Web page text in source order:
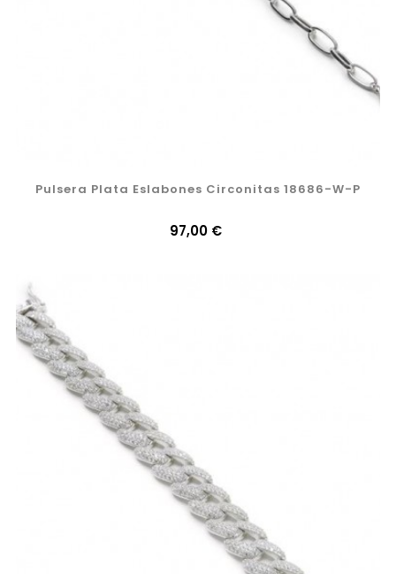
Pulsera Plata Eslabones Circonitas 18686-W-P
Precio
97,00 €